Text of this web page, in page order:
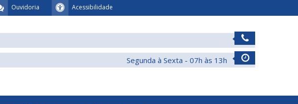
Acessibilidade
Ouvidoria
Segunda à Sexta - 07h às 13h